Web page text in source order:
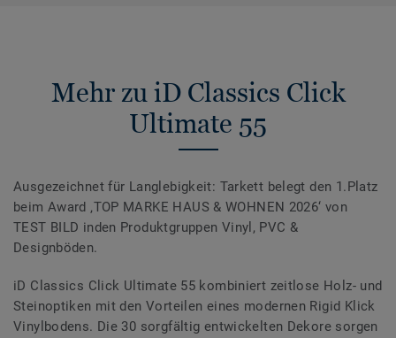
Mehr zu iD Classics Click
Ultimate 55
Ausgezeichnet für Langlebigkeit: Tarkett belegt den 1.Platz
beim Award ‚TOP MARKE HAUS & WOHNEN 2026‘ von
TEST BILD inden Produktgruppen Vinyl, PVC &
Designböden.
iD Classics Click Ultimate 55 kombiniert zeitlose Holz- und
Steinoptiken mit den Vorteilen eines modernen Rigid Klick
Vinylbodens. Die 30 sorgfältig entwickelten Dekore sorgen